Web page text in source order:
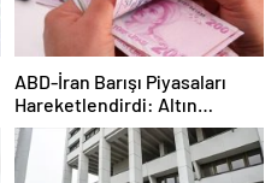
ABD-İran Barışı Piyasaları
Hareketlendirdi: Altın
Zirveye Çıkarken Petrol
Geriledi